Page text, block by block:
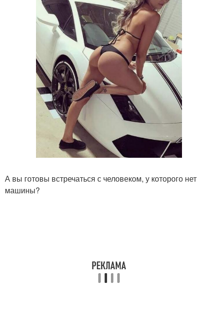
А вы готовы встречаться с человеком, у которого нет
машины?